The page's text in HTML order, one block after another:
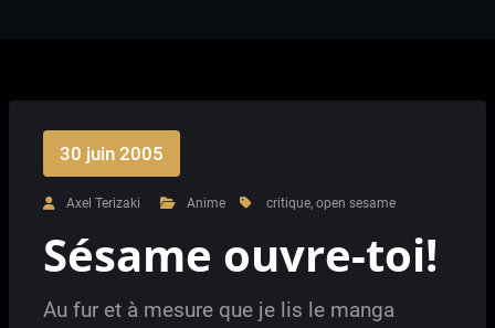
30 juin 2005
Axel Terizaki Anime critique, open sesame
Sésame ouvre-toi!
Au fur et à mesure que je lis le manga